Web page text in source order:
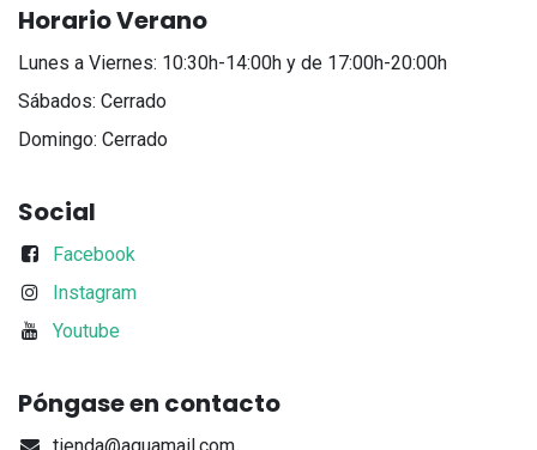
Horario Verano
Lunes a Viernes: 10:30h-14:00h y de 17:00h-20:00h
Sábados: Cerrado
Domingo: Cerrado
Social
Facebook
Instagram
Youtube
Póngase en contacto